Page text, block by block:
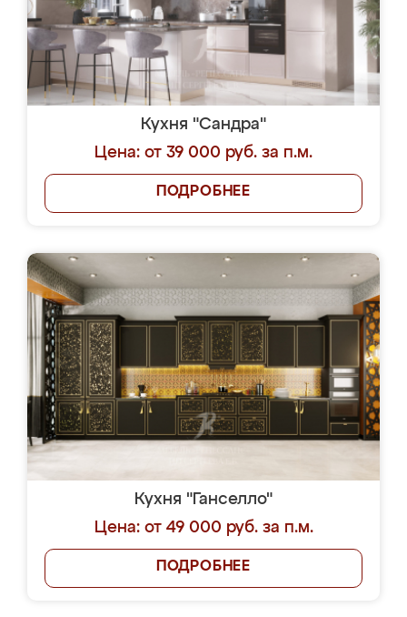
Кухня "Сандра"
Цена: от 39 000 руб. за п.м.
ПОДРОБНЕЕ
Кухня "Ганселло"
Цена: от 49 000 руб. за п.м.
ПОДРОБНЕЕ